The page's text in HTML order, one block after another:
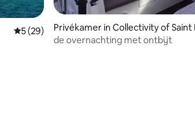
Gemiddelde beoordeling van 5 op 5, 29
5 (29)
Privékamer in Collectivity of Saint
n
de overnachting met ontbijt